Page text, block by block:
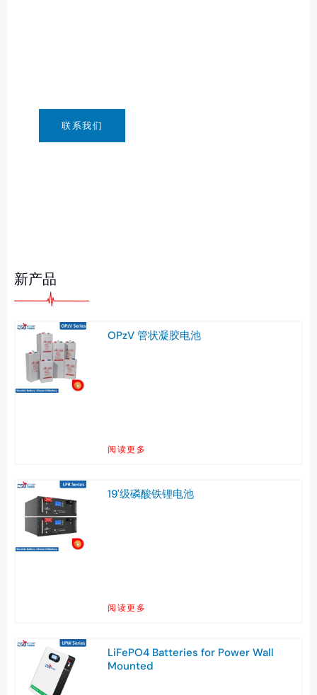
联系我们
新产品
OPzV 管状凝胶电池
阅读更多
19'级磷酸铁锂电池
阅读更多
LiFePO4 Batteries for Power Wall
Mounted